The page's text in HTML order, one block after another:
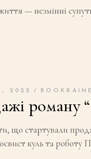
— незмінні
2022
роману
що стартували
куль та роботу